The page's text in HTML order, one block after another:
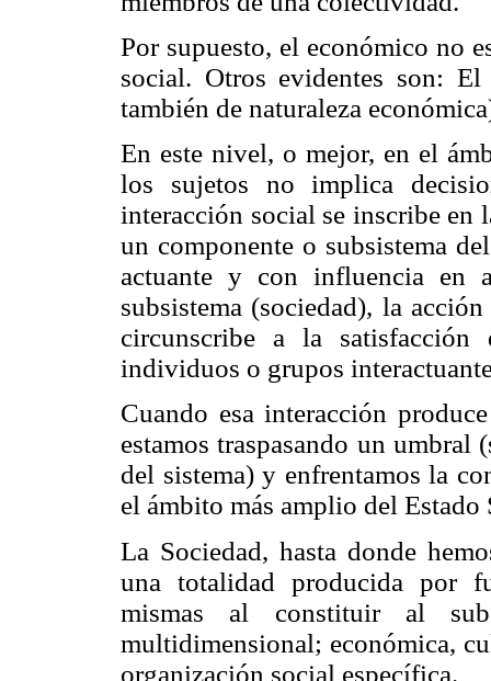
Por supuesto, el económico no
social. Otros evidentes son:
también de naturaleza
En este nivel, o mejor, en el
los sujetos no implica
interacción social se inscribe en
un componente o subsistema
actuante y con influencia en
subsistema (sociedad), la
circunscribe a la
individuos o grupos
Cuando esa interacción
estamos traspasando un
del sistema) y enfrentamos la
el ámbito más amplio del Estado
La Sociedad, hasta donde
una totalidad producida por
mismas al constituir al
multidimensional; económica,
organización social específica.